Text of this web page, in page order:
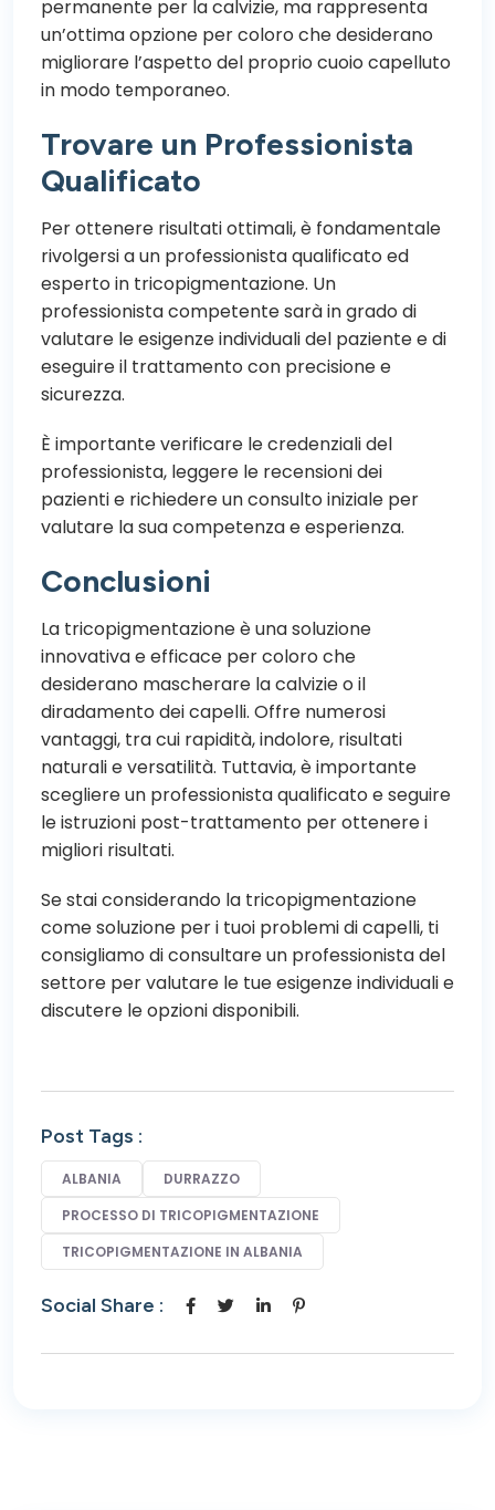
permanente per la calvizie, ma rappresenta
un’ottima opzione per coloro che desiderano
migliorare l’aspetto del proprio cuoio capelluto
in modo temporaneo.
Trovare un Professionista
Qualificato
Per ottenere risultati ottimali, è fondamentale
rivolgersi a un professionista qualificato ed
esperto in tricopigmentazione. Un
professionista competente sarà in grado di
valutare le esigenze individuali del paziente e di
eseguire il trattamento con precisione e
sicurezza.
È importante verificare le credenziali del
professionista, leggere le recensioni dei
pazienti e richiedere un consulto iniziale per
valutare la sua competenza e esperienza.
Conclusioni
La tricopigmentazione è una soluzione
innovativa e efficace per coloro che
desiderano mascherare la calvizie o il
diradamento dei capelli. Offre numerosi
vantaggi, tra cui rapidità, indolore, risultati
naturali e versatilità. Tuttavia, è importante
scegliere un professionista qualificato e seguire
le istruzioni post-trattamento per ottenere i
migliori risultati.
Se stai considerando la tricopigmentazione
come soluzione per i tuoi problemi di capelli, ti
consigliamo di consultare un professionista del
settore per valutare le tue esigenze individuali e
discutere le opzioni disponibili.
Post Tags :
ALBANIA
DURRAZZO
PROCESSO DI TRICOPIGMENTAZIONE
TRICOPIGMENTAZIONE IN ALBANIA
Social Share :